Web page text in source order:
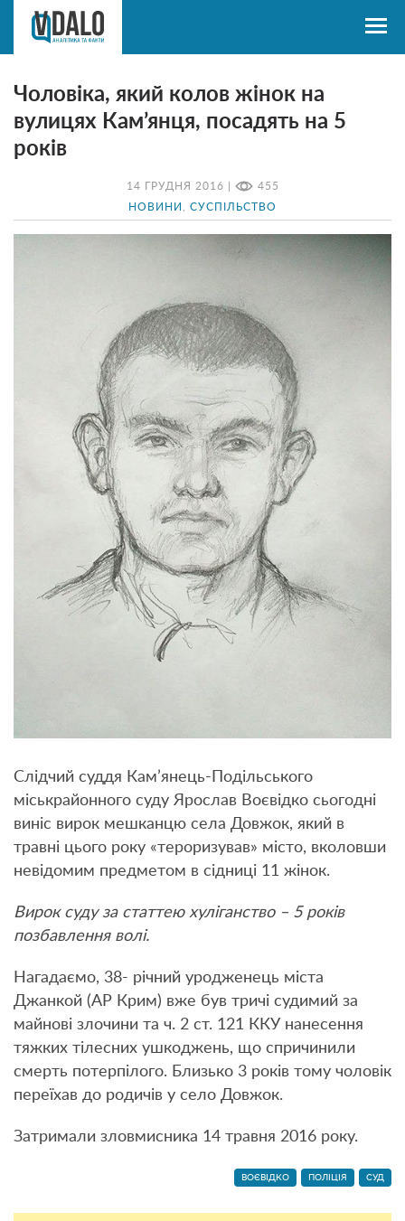
14 ГРУДНЯ 2016 | 455
НОВИНИ СУСПІЛЬСТВО
Чоловіка, який колов жінок на
вулицях Кам’янця, посадять на 5
років
Слідчий суддя Кам’янець-Подільського
міськрайонного суду Ярослав Воєвідко сьогодні
виніс вирок мешканцю села Довжок, який в
травні цього року «тероризував» місто, вколовши
невідомим предметом в сідниці 11 жінок.
Вирок суду за статтею хуліганство – 5 років
позбавлення волі.
Нагадаємо, 38- річний уродженець міста
Джанкой (АР Крим) вже був тричі судимий за
майнові злочини та ч. 2 ст. 121 ККУ нанесення
тяжких тілесних ушкоджень, що спричинили
смерть потерпілого. Близько 3 років тому чоловік
переїхав до родичів у село Довжок.
Затримали зловмисника 14 травня 2016 року.
ВОЄВІДКО ПОЛІЦІЯ СУД